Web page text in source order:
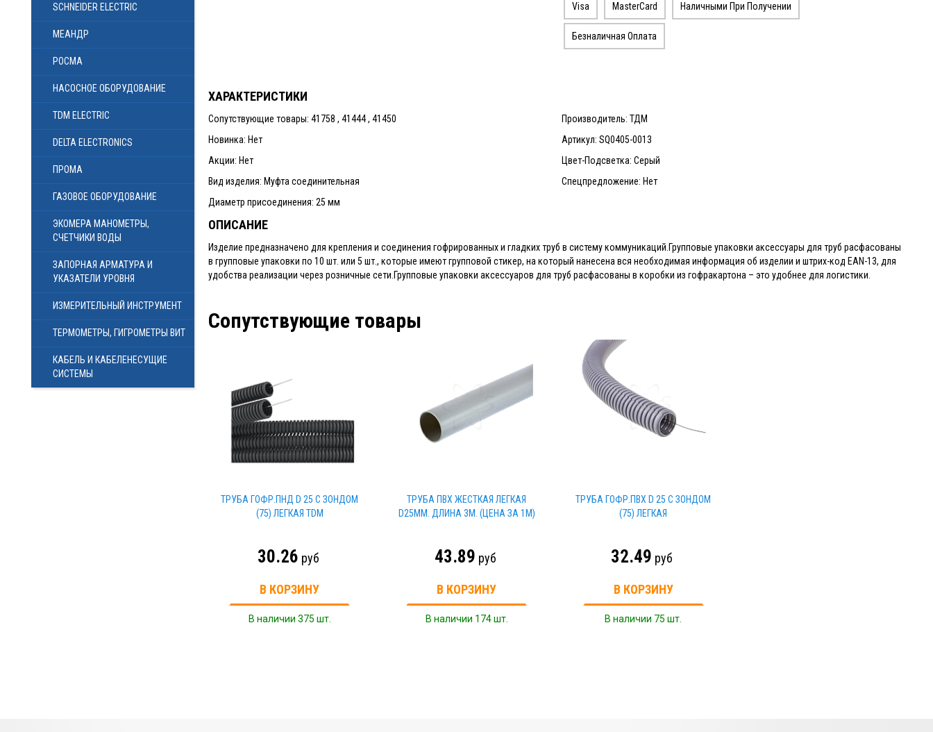
SCHNEIDER ELECTRIC
МЕАНДР
РОСМА
НАСОСНОЕ ОБОРУДОВАНИЕ
TDM ELECTRIC
DELTA ELECTRONICS
ПРОМА
ГАЗОВОЕ ОБОРУДОВАНИЕ
ЭКОМЕРА МАНОМЕТРЫ,
СЧЕТЧИКИ ВОДЫ
ЗАПОРНАЯ АРМАТУРА И
УКАЗАТЕЛИ УРОВНЯ
ИЗМЕРИТЕЛЬНЫЙ ИНСТРУМЕНТ
ТЕРМОМЕТРЫ, ГИГРОМЕТРЫ ВИТ
КАБЕЛЬ И КАБЕЛЕНЕСУЩИЕ
СИСТЕМЫ
Visa MasterCard Наличными При Получении
Безналичная Оплата
ХАРАКТЕРИСТИКИ
Сопутствующие товары: 41758 , 41444 , 41450
Новинка: Нет
Акции: Нет
Вид изделия: Муфта соединительная
Производитель: ТДМ
Артикул: SQ0405-0013
Цвет-Подсветка: Серый
Спецпредложение: Нет
Диаметр присоединения: 25 мм
ОПИСАНИЕ
Изделие предназначено для крепления и соединения гофрированных и гладких труб в систему коммуникаций.Групповые упаковки аксессуары для труб расфасованы
в групповые упаковки по 10 шт. или 5 шт., которые имеют групповой стикер, на который нанесена вся необходимая информация об изделии и штрих-код EAN-13, для
удобства реализации через розничные сети.Групповые упаковки аксессуаров для труб расфасованы в коробки из гофракартона – это удобнее для логистики.
Сопутствующие товары
ТРУБА ГОФР.ПНД D 25 С ЗОНДОМ
(75) ЛЕГКАЯ TDM
30.26 руб
В КОРЗИНУ
В наличии 375 шт.
ТРУБА ПВХ ЖЕСТКАЯ ЛЕГКАЯ
D25ММ. ДЛИНА 3М. (ЦЕНА ЗА 1М)
43.89 руб
В КОРЗИНУ
В наличии 174 шт.
ТРУБА ГОФР.ПВХ D 25 С ЗОНДОМ
(75) ЛЕГКАЯ
32.49 руб
В КОРЗИНУ
В наличии 75 шт.